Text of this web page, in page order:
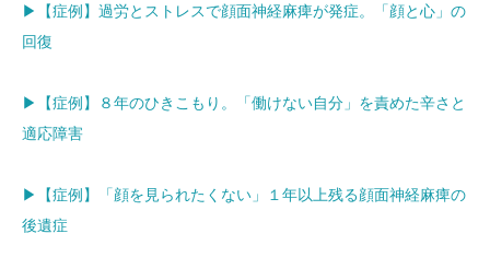
▶【症例】過労とストレスで顔面神経麻痺が発症。「顔と心」の
回復
▶【症例】８年のひきこもり。「働けない自分」を責めた辛さと
適応障害
▶【症例】「顔を見られたくない」１年以上残る顔面神経麻痺の
後遺症